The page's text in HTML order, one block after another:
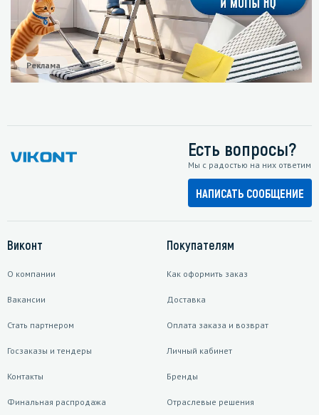
Реклама
Есть вопросы?
Мы с радостью на них ответим
НАПИСАТЬ СООБЩЕНИЕ
Виконт
О компании
Вакансии
Стать партнером
Госзаказы и тендеры
Контакты
Финальная распродажа
Покупателям
Как оформить заказ
Доставка
Оплата заказа и возврат
Личный кабинет
Бренды
Отраслевые решения